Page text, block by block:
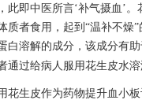
此即中医所言‘补气摄血’
质者食用，起到“温补不
白溶解的成分，该成分有
通过给病人服用花生皮水
花生皮作为药物提升血小